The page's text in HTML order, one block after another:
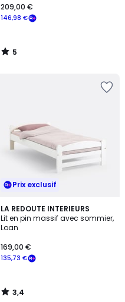
146,98 €
209,00 €
5
/
Prix exclusif
LA REDOUTE INTERIEURS
Lit en pin massif avec sommier,
Loan
135,73 €
169,00 €
3,4
/ 5
3,4
/